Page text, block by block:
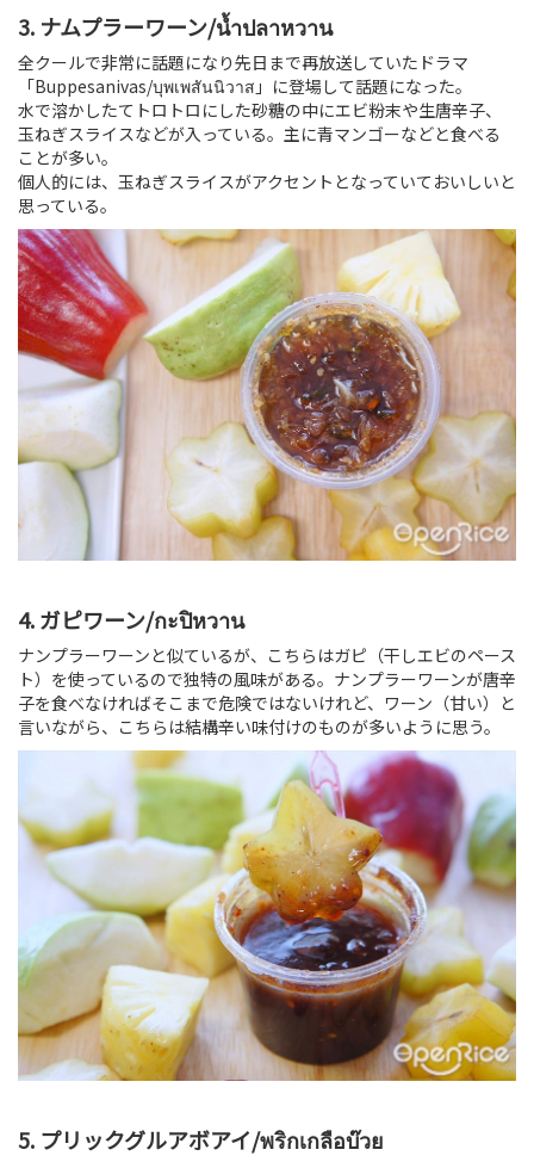
3. ナムプラーワーン/น้ำปลาหวาน
全クールで非常に話題になり先日まで再放送していたドラマ
「Buppesanivas/บุพเพสันนิวาส」に登場して話題になった。
水で溶かしたてトロトロにした砂糖の中にエビ粉末や生唐辛子、
玉ねぎスライスなどが入っている。主に青マンゴーなどと食べる
ことが多い。
個人的には、玉ねぎスライスがアクセントとなっていておいしいと
思っている。
4. ガピワーン/กะปิหวาน
ナンプラーワーンと似ているが、こちらはガピ（干しエビのペース
ト）を使っているので独特の風味がある。ナンプラーワーンが唐辛
子を食べなければそこまで危険ではないけれど、ワーン（甘い）と
言いながら、こちらは結構辛い味付けのものが多いように思う。
5. プリックグルアボアイ/พริกเกลือบ๊วย